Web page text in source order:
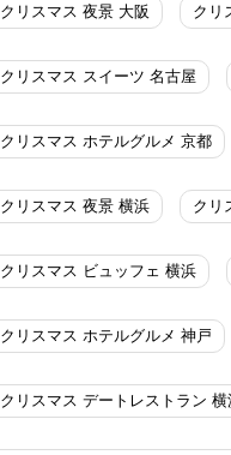
クリスマス 夜景 大阪 クリ
クリスマス スイーツ 名古屋
クリスマス ホテルグルメ 京都
クリスマス 夜景 横浜 クリ
クリスマス ビュッフェ 横浜
クリスマス ホテルグルメ 神戸
クリスマス デートレストラン 横